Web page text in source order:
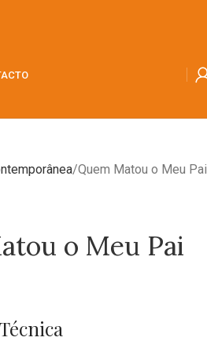
Quem Matou o Meu Pai
o Meu Pai